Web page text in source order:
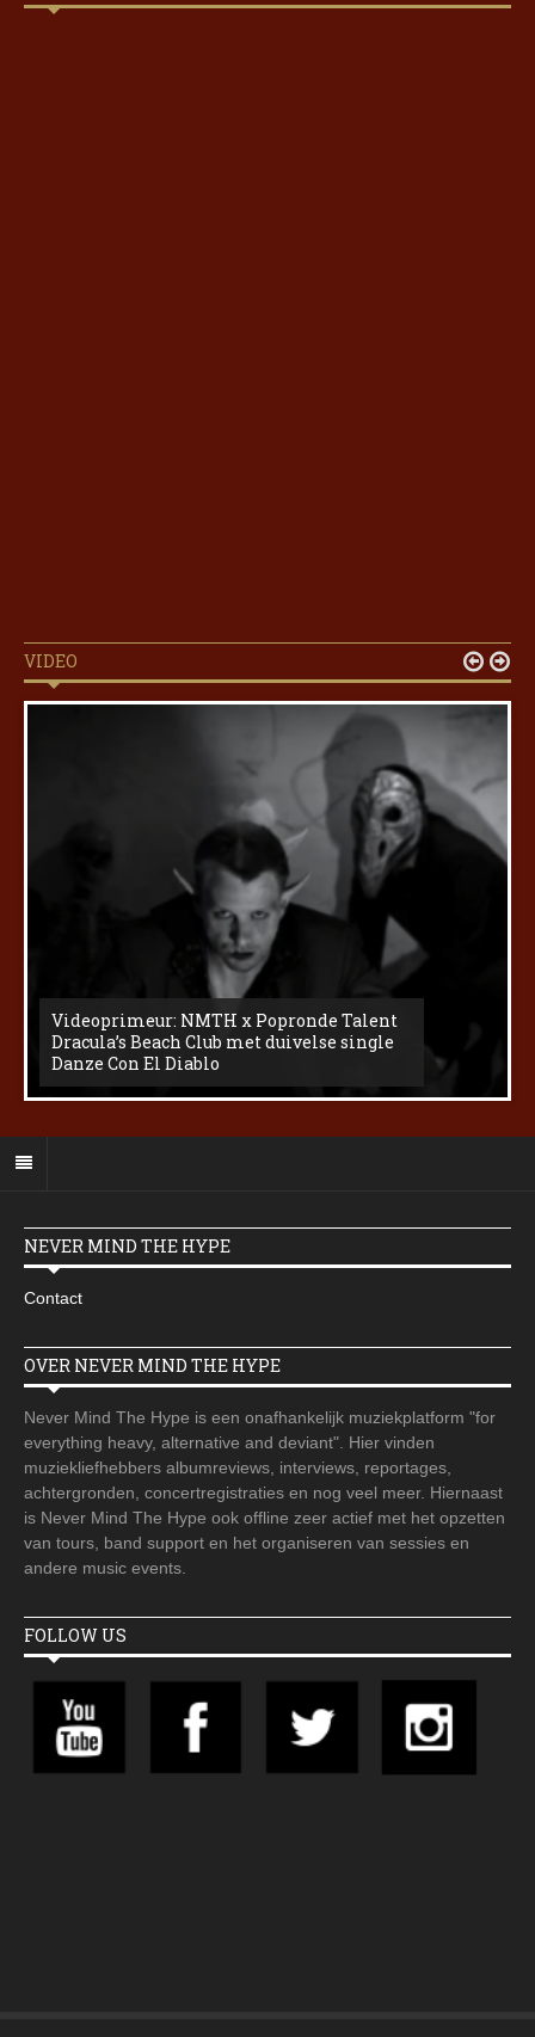
VIDEO
Videoprimeur: NMTH x Popronde Talent
Dracula’s Beach Club met duivelse single
Danze Con El Diablo
 
NEVER MIND THE HYPE
Contact
OVER NEVER MIND THE HYPE
Never Mind The Hype is een onafhankelijk muziekplatform "for
everything heavy, alternative and deviant". Hier vinden
muziekliefhebbers albumreviews, interviews, reportages,
achtergronden, concertregistraties en nog veel meer. Hiernaast
is Never Mind The Hype ook offline zeer actief met het opzetten
van tours, band support en het organiseren van sessies en
andere music events.
FOLLOW US